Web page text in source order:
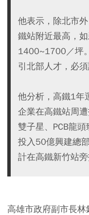
他表示，除北市
鐵站附近最高，
1400~1700／坪
引北部人才，必須
他分析，高鐵1年
企業在高鐵站周
雙子星、PCB龍頭
投入50億興建總
計在高鐵新竹站
高雄市政府副市長